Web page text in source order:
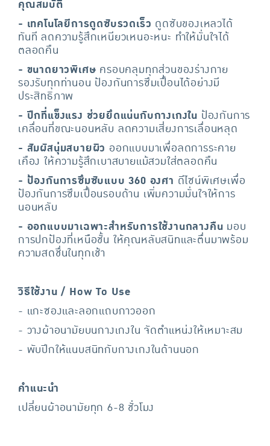
คุณสมบัติ
- เทคโนโลยีการดูดซับรวดเร็ว ดูดซับของเหลวได้
ทันที ลดความรู้สึกเหนียวเหนอะหนะ ทำให้มั่นใจได้
ตลอดคืน
- ขนาดยาวพิเศษ ครอบคลุมทุกส่วนของร่างกาย
รองรับทุกท่านอน ป้องกันการซึมเปื้อนได้อย่างมี
ประสิทธิภาพ
- ปีกที่แข็งแรง ช่วยยึดแน่นกับกางเกงใน ป้องกันการ
เคลื่อนที่ขณะนอนหลับ ลดความเสี่ยงการเลื่อนหลุด
- สัมผัสนุ่มสบายผิว ออกแบบมาเพื่อลดการระคาย
เคือง ให้ความรู้สึกเบาสบายแม้สวมใส่ตลอดคืน
- ป้องกันการซึมซับแบบ 360 องศา ดีไซน์พิเศษเพื่อ
ป้องกันการซึมเปื้อนรอบด้าน เพิ่มความมั่นใจให้การ
นอนหลับ
- ออกแบบมาเฉพาะสำหรับการใช้งานกลางคืน มอบ
การปกป้องที่เหนือชั้น ให้คุณหลับสนิทและตื่นมาพร้อม
ความสดชื่นในทุกเช้า
วิธีใช้งาน / How To Use
- แกะซองและลอกแถบกาวออก
- วางผ้าอนามัยบนกางเกงใน จัดตำแหน่งให้เหมาะสม
- พับปีกให้แนบสนิทกับกางเกงในด้านนอก
คำแนะนำ
เปลี่ยนผ้าอนามัยทุก 6-8 ชั่วโมง